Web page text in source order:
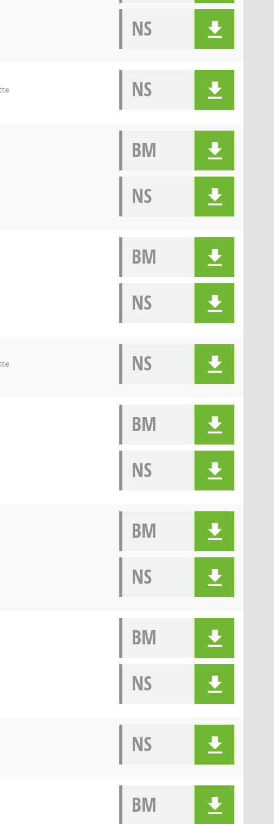
NS
NS
BM
NS
BM
NS
NS
BM
NS
BM
NS
BM
NS
NS
BM